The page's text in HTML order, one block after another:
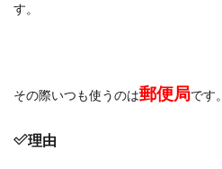
す。
その際いつも使うのは郵便局です。
理由